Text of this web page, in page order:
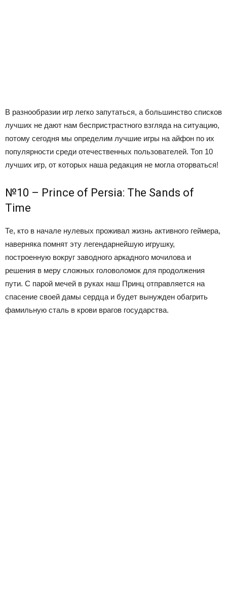
В разнообразии игр легко запутаться, а большинство списков
лучших не дают нам беспристрастного взгляда на ситуацию,
потому сегодня мы определим лучшие игры на айфон по их
популярности среди отечественных пользователей. Топ 10
лучших игр, от которых наша редакция не могла оторваться!
№10 – Prince of Persia: The Sands of
Time
Те, кто в начале нулевых проживал жизнь активного геймера,
наверняка помнят эту легендарнейшую игрушку,
построенную вокруг заводного аркадного мочилова и
решения в меру сложных головоломок для продолжения
пути. С парой мечей в руках наш Принц отправляется на
спасение своей дамы сердца и будет вынужден обагрить
фамильную сталь в крови врагов государства.